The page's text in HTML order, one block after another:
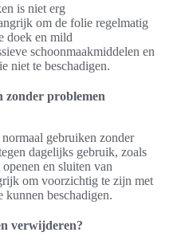
is niet erg
om de folie regelmatig
doek en mild
schoonmaakmiddelen en
niet te beschadigen.
problemen
gebruiken zonder
dagelijks gebruik, zoals
en sluiten van
om voorzichtig te zijn met
kunnen beschadigen.
verwijderen?